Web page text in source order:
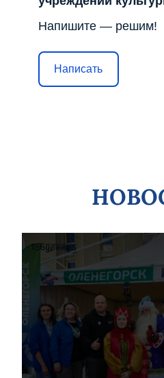
Напишите — решим!
Написать